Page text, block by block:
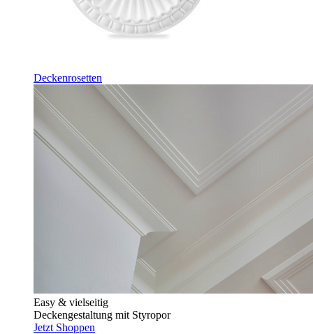
Deckenrosetten
Easy & vielseitig
Deckengestaltung mit Styropor
Jetzt Shoppen